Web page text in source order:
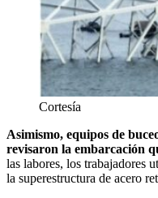
Cortesía
Asimismo, equipos de
revisaron la embarcación
las labores, los trabajadores
la superestructura de acero